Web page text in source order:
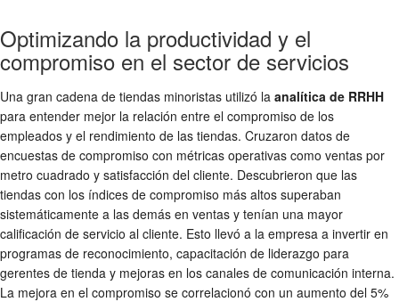
Optimizando la productividad y el
compromiso en el sector de servicios
Una gran cadena de tiendas minoristas utilizó la analítica de RRHH
para entender mejor la relación entre el compromiso de los
empleados y el rendimiento de las tiendas. Cruzaron datos de
encuestas de compromiso con métricas operativas como ventas por
metro cuadrado y satisfacción del cliente. Descubrieron que las
tiendas con los índices de compromiso más altos superaban
sistemáticamente a las demás en ventas y tenían una mayor
calificación de servicio al cliente. Esto llevó a la empresa a invertir en
programas de reconocimiento, capacitación de liderazgo para
gerentes de tienda y mejoras en los canales de comunicación interna.
La mejora en el compromiso se correlacionó con un aumento del 5%